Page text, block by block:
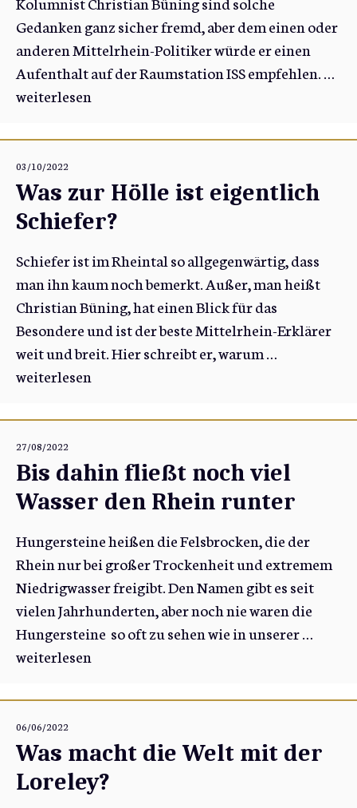
Gedanken ganz sicher fremd, aber dem einen oder
anderen Mittelrhein-Politiker würde er einen
Aufenthalt auf der Raumstation ISS empfehlen. …
weiterlesen
03/10/2022
Was zur Hölle ist eigentlich
Schiefer?
Schiefer ist im Rheintal so allgegenwärtig, dass
man ihn kaum noch bemerkt. Außer, man heißt
Christian Büning, hat einen Blick für das
Besondere und ist der beste Mittelrhein-Erklärer
weit und breit. Hier schreibt er, warum …
weiterlesen
27/08/2022
Bis dahin fließt noch viel
Wasser den Rhein runter
Hungersteine heißen die Felsbrocken, die der
Rhein nur bei großer Trockenheit und extremem
Niedrigwasser freigibt. Den Namen gibt es seit
vielen Jahrhunderten, aber noch nie waren die
Hungersteine so oft zu sehen wie in unserer …
weiterlesen
06/06/2022
Was macht die Welt mit der
Loreley?